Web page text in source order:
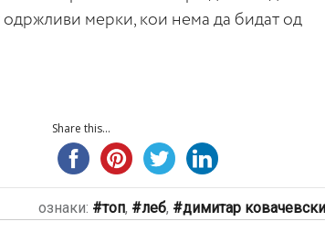
одржливи мерки, кои нема да бидат од
Share this...
ознаки: топ, леб, димитар ковачевски